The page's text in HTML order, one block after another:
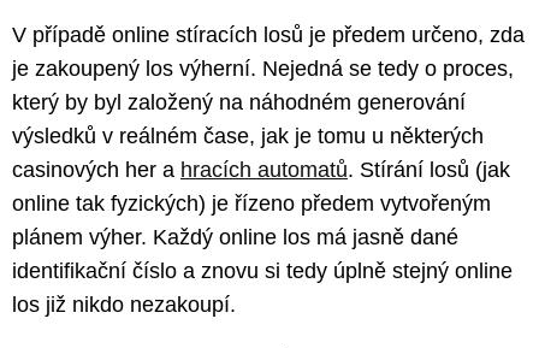
V případě online stíracích losů je předem určeno, zda
je zakoupený los výherní. Nejedná se tedy o proces,
který by byl založený na náhodném generování
výsledků v reálném čase, jak je tomu u některých
casinových her a hracích automatů. Stírání losů (jak
online tak fyzických) je řízeno předem vytvořeným
plánem výher. Každý online los má jasně dané
identifikační číslo a znovu si tedy úplně stejný online
los již nikdo nezakoupí.